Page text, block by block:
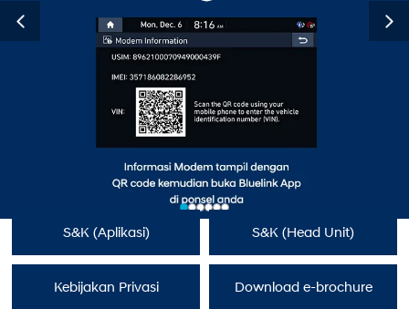
S&K (Aplikasi) S&K (Head Unit)
Kebijakan Privasi Download e-brochure